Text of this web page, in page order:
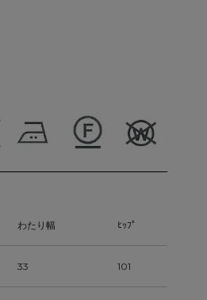
わたり幅 ﾋｯﾌﾟ
33 101